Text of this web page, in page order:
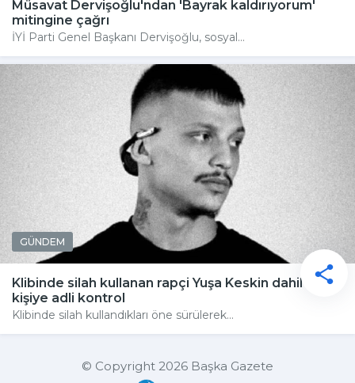
Müsavat Dervişoğlu'ndan 'Bayrak kaldırıyorum'
mitingine çağrı
İYİ Parti Genel Başkanı Dervişoğlu, sosyal...
GÜNDEM
Klibinde silah kullanan rapçi Yuşa Keskin dahil 4
kişiye adli kontrol
Klibinde silah kullandıkları öne sürülerek...
© Copyright 2026 Başka Gazete